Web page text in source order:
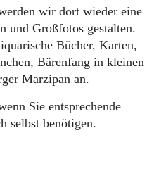
wir dort wieder eine
und Großfotos gestalten.
Bücher, Karten,
Bärenfang in kleinen
Marzipan an.
Sie entsprechende
selbst benötigen.